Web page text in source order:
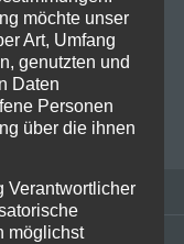
Hauptsächlich
er stolze…Read
0
möchte unser
Art, Umfang
genutzten und
Daten
Personen
über die ihnen
Verantwortlicher
möglichst